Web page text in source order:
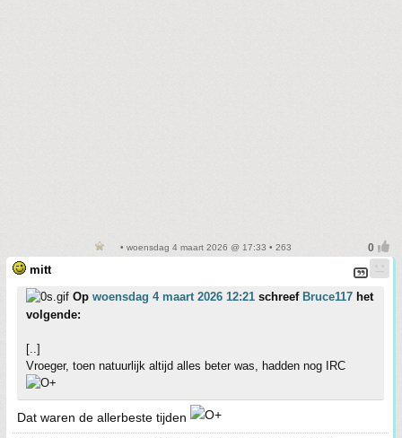
• woensdag 4 maart 2026 @ 17:33 • 263
mitt
Op woensdag 4 maart 2026 12:21 schreef Bruce117 het
volgende:
[..]
Vroeger, toen natuurlijk altijd alles beter was, hadden nog IRC
Dat waren de allerbeste tijden